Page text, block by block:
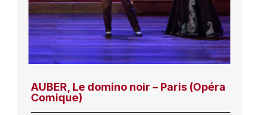
AUBER, Le domino noir – Paris (Opéra
Comique)